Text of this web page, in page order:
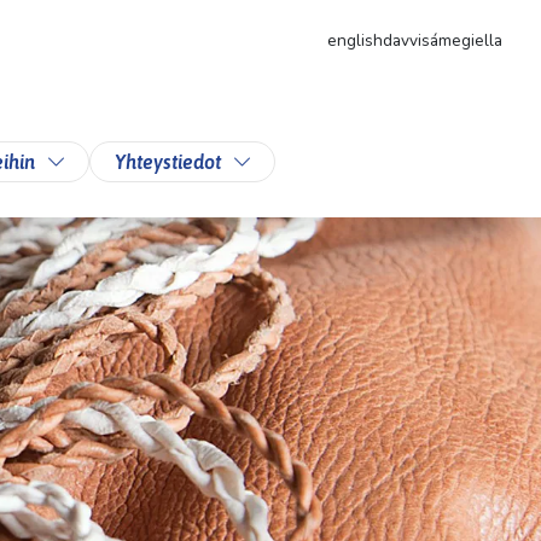
englishdavvisámegiella
Vaihda alasvetovalikkoa
Yhteystiedot Vaihda alasvetovalikkoa